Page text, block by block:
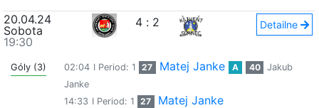
20.04.24
Sobota
19:30
4 : 2 Detailne
Góly (3) 02:04 I Period: 1 27 Matej Janke A 40
Jakub
Janke
14:33 I Period: 1 27 Matej Janke